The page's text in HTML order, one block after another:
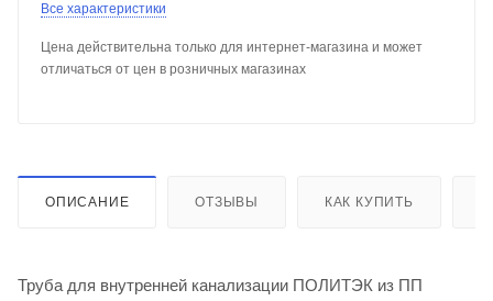
Все характеристики
Цена действительна только для интернет-магазина и может
отличаться от цен в розничных магазинах
ОПИСАНИЕ ОТЗЫВЫ КАК КУПИТЬ
Труба для внутренней канализации ПОЛИТЭК из ПП